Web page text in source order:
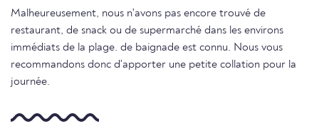
Malheureusement, nous n'avons pas encore trouvé de
restaurant, de snack ou de supermarché dans les environs
immédiats de la plage. de baignade est connu. Nous vous
recommandons donc d'apporter une petite collation pour la
journée.